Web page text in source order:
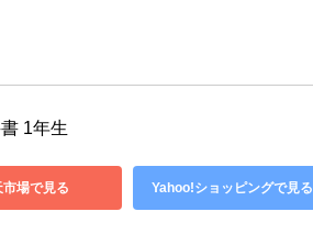
1年生
市場で見る Yahoo!ショッピングで見る